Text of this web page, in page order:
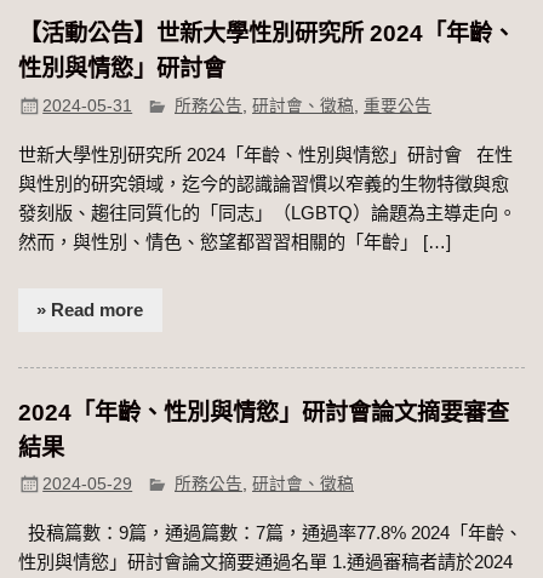
【活動公告】世新大學性別研究所 2024「年齡、
性別與情慾」研討會
2024-05-31 所務公告 ,研討會、徵稿 ,重要公告
世新大學性別研究所 2024「年齡、性別與情慾」研討會 在性
與性別的研究領域，迄今的認識論習慣以窄義的生物特徵與愈
發刻版、趨往同質化的「同志」（LGBTQ）論題為主導走向。
然而，與性別、情色、慾望都習習相關的「年齡」 […]
» Read more
2024「年齡、性別與情慾」研討會論文摘要審查
結果
2024-05-29 所務公告,研討會、徵稿
投稿篇數：9篇，通過篇數：7篇，通過率77.8% 2024「年齡、
性別與情慾」研討會論文摘要通過名單 1.通過審稿者請於2024